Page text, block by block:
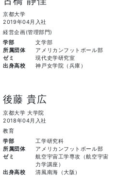
京都大学
2019年04月入社
経営企画(管理部門)
学部
文学部
所属団体
アメリカンフットボール部
ゼミ
現代史学研究室
出身高校
神戸女学院（兵庫）
後藤 貴広
京都大学 大学院
2018年04月入社
教育
学部
工学研究科
所属団体
アメリカンフットボール部
ゼミ
航空宇宙工学専攻（航空宇宙
力学講座）
出身高校
清風南海（大阪）